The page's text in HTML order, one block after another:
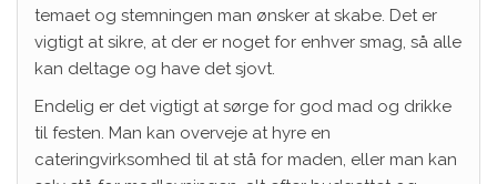
temaet og stemningen man ønsker at skabe. Det er
vigtigt at sikre, at der er noget for enhver smag, så alle
kan deltage og have det sjovt.
Endelig er det vigtigt at sørge for god mad og drikke
til festen. Man kan overveje at hyre en
cateringvirksomhed til at stå for maden, eller man kan